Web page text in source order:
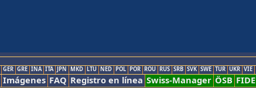
GER GRE INA ITA JPN MKD LTU NED POL POR ROU RUS SRB SVK SWE TUR UKR VIE
Imágenes FAQ Registro en línea Swiss-Manager ÖSB FIDE